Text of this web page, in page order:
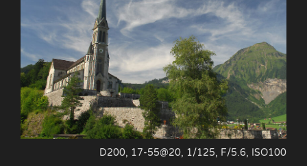
D200, 17-55@20, 1/125, F/5.6, ISO100